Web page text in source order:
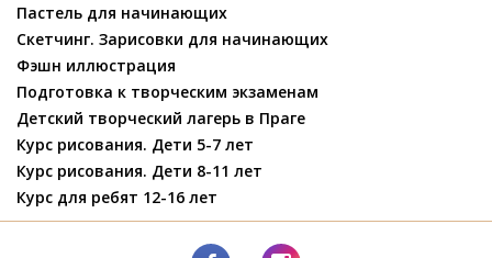
Пастель для начинающих
Скетчинг. Зарисовки для начинающих
Фэшн иллюстрация
Подготовка к творческим экзаменам
Детский творческий лагерь в Праге
Курс рисования. Дети 5-7 лет
Курс рисования. Дети 8-11 лет
Курс для ребят 12-16 лет